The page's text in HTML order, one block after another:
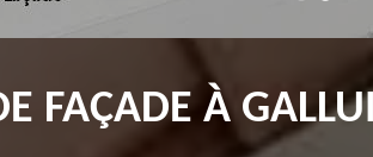
FAÇADE À